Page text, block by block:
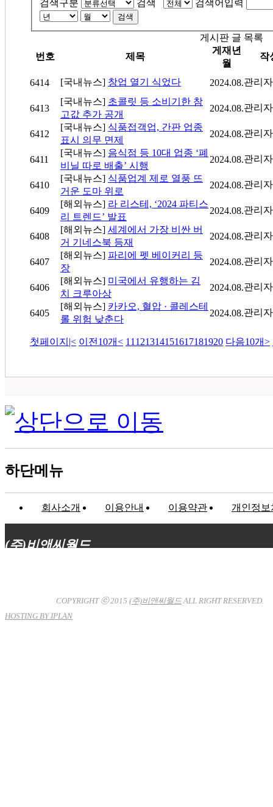
검색구분
검색 검색어입력
검색
게시판 글 목록
번호
제목
게재년
월
작
6414 [국내뉴스] 창업 열기 식었다 2024.08.관리자
6413
[국내뉴스] 초콜릿 등 소비기한 참
고값 추가 공개
2024.08.관리자
6412
[국내뉴스] 식품접객업, 간판 업종
표시 의무 면제
2024.08.관리자
6411
[국내뉴스] 음식점 등 10대 업종 ‘폐
비닐 따로 배출’ 시행
2024.08.관리자
6410
[국내뉴스] 식품업계 제로 열풍 뜨
거운 도마 위로
2024.08.관리자
6409
[해외뉴스] 라 리스테, ‘2024 파티스
리 트렌드’ 발표
2024.08.관리자
6408
[해외뉴스] 세계에서 가장 비싼 버
거 기네스북 등재
2024.08.관리자
6407
[해외뉴스] 파리에 펫 베이커리 등
장
2024.08.관리자
6406
[해외뉴스] 미국에서 유행하는 김
치 크루아상
2024.08.관리자
6405
[해외뉴스] 카카오, 혈압 · 콜레스테
롤 위험 낮춘다
2024.08.관리자
첫페이지 |< 이전10개< 11 121314151617181920 다음10개>
하단메뉴
회사소개 이용안내 이용약관 개인정보
(주)비앤씨월드
COPYRIGHT ⓒ 2015 (주)비앤씨월드ALL RIGHT RESERVED.
HOSTING BY IPLAN